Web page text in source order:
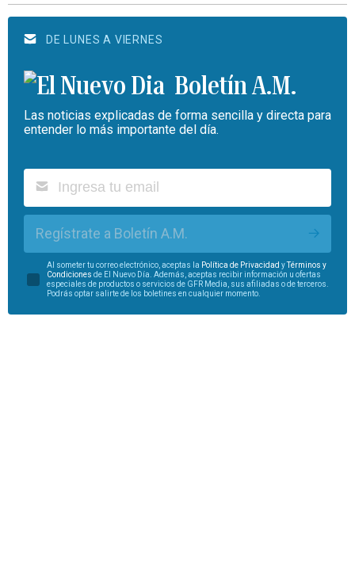
DE LUNES A VIERNES
Boletín A.M.
Las noticias explicadas de forma sencilla y directa para
entender lo más importante del día.
Regístrate a Boletín A.M.
Al someter tu correo electrónico, aceptas la Política de Privacidad yTérminos y
Condiciones de El Nuevo Día. Además, aceptas recibir información u ofertas
especiales de productos o servicios de GFR Media, sus afiliadas o de terceros.
Podrás optar salirte de los boletines en cualquier momento.